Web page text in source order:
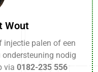
Wout
injectie palen of een
nodig
via 0182-235 556